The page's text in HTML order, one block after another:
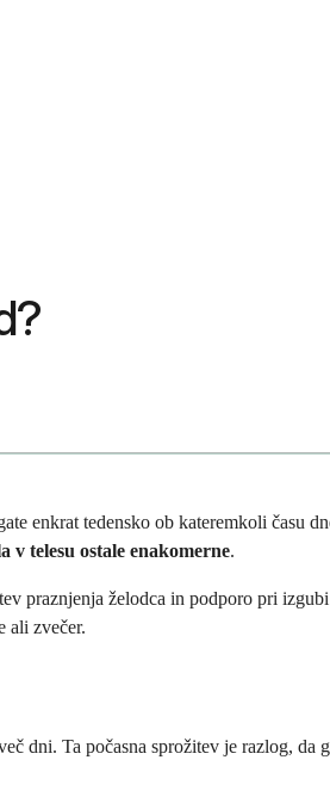
enkrat tedensko ob kateremkoli času
v telesu ostale enakomerne.
praznjenja želodca in podporo pri
ali zvečer.
dni. Ta počasna sprožitev je razlog, da